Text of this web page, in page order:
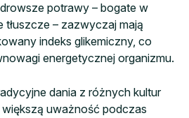
potrawy – bogate w
tłuszcze – zazwyczaj mają
indeks glikemiczny, co
energetycznej organizmu.
dania z różnych kultur
uważność podczas